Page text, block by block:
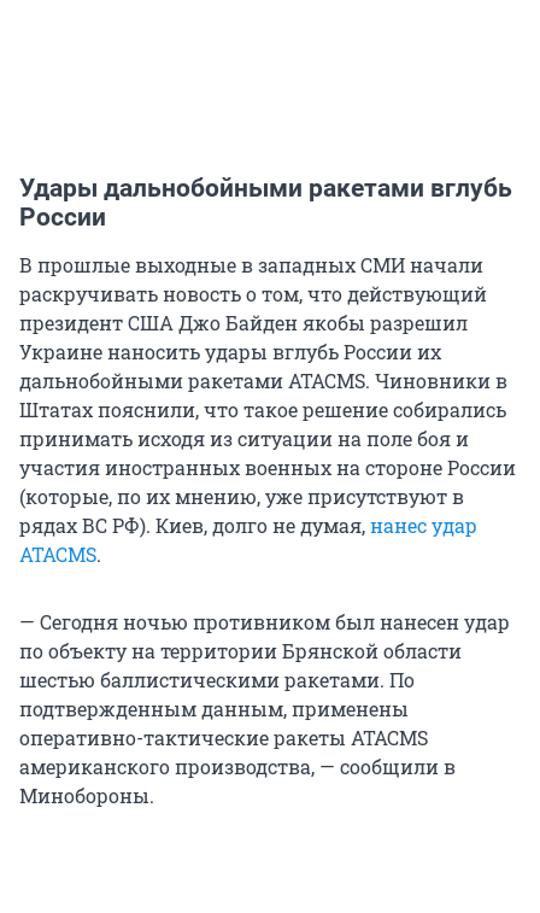
Удары дальнобойными ракетами вглубь
России
В прошлые выходные в западных СМИ начали
раскручивать новость о том, что действующий
президент США Джо Байден якобы разрешил
Украине наносить удары вглубь России их
дальнобойными ракетами ATACMS. Чиновники в
Штатах пояснили, что такое решение собирались
принимать исходя из ситуации на поле боя и
участия иностранных военных на стороне России
(которые, по их мнению, уже присутствуют в
рядах ВС РФ). Киев, долго не думая,нанес удар
ATACMS.
— Сегодня ночью противником был нанесен удар
по объекту на территории Брянской области
шестью баллистическими ракетами. По
подтвержденным данным, применены
оперативно-тактические ракеты ATACMS
американского производства, — сообщили в
Минобороны.